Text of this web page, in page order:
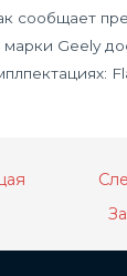
сообщает
Geely